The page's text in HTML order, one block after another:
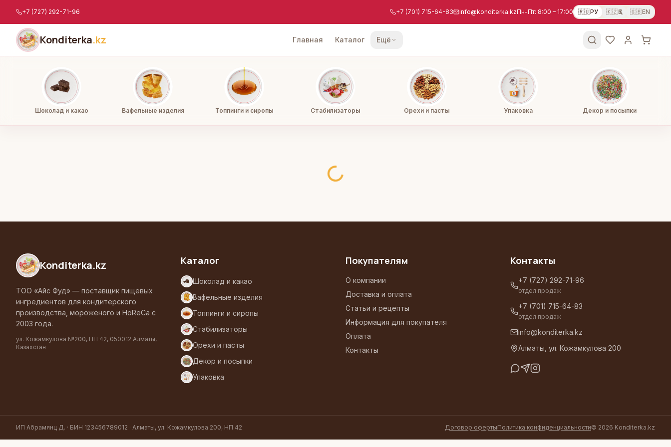
+7 (727) 292-71-96 +7 (701) 715-64-83 info@konditerka.kzПн-Пт: 8:00 – 17:00 🇷🇺РУ 🇰🇿ҚЗ 🇬🇧EN
Konditerka.kz Главная Каталог Ещё
Шоколад и какао Вафельные изделия Топпинги и сиропы Стабилизаторы Орехи и пасты Упаковка Декор и посыпки
Konditerka.kz
ТОО «Айс Фуд» — поставщик пищевых
ингредиентов для кондитерского
производства, мороженого и HoReCa с
2003 года.
ул. Кожамкулова №200, НП 42, 050012 Алматы,
Казахстан
Каталог
Шоколад и какао
Вафельные изделия
Топпинги и сиропы
Стабилизаторы
Орехи и пасты
Декор и посыпки
Упаковка
Покупателям
О компании
Доставка и оплата
Статьи и рецепты
Информация для покупателя
Оплата
Контакты
Контакты
+7 (727) 292-71-96
отдел продаж
+7 (701) 715-64-83
отдел продаж
info@konditerka.kz
Алматы, ул. Кожамкулова 200
ИП Абрамянц Д. · БИН 123456789012 · Алматы, ул. Кожамкулова 200, НП 42 Договор офертыПолитика конфиденциальности© 2026 Konditerka.kz